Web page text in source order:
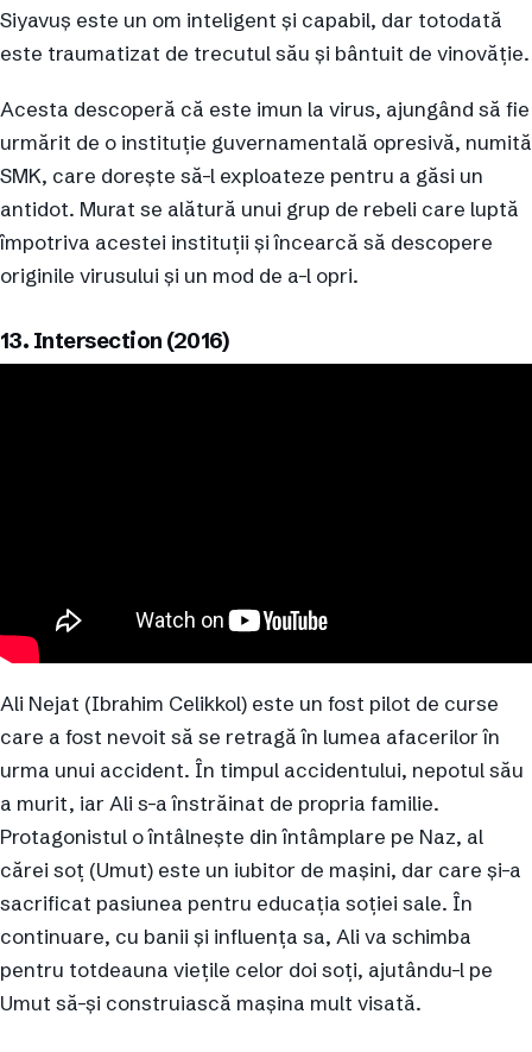
Siyavuş este un om inteligent și capabil, dar totodată
este traumatizat de trecutul său și bântuit de vinovăție.
Acesta descoperă că este imun la virus, ajungând să fie
urmărit de o instituție guvernamentală opresivă, numită
SMK, care dorește să-l exploateze pentru a găsi un
antidot. Murat se alătură unui grup de rebeli care luptă
împotriva acestei instituții și încearcă să descopere
originile virusului și un mod de a-l opri.
13. Intersection (2016)
Ali Nejat (Ibrahim Celikkol) este un fost pilot de curse
care a fost nevoit să se retragă în lumea afacerilor în
urma unui accident. În timpul accidentului, nepotul său
a murit, iar Ali s-a înstrăinat de propria familie.
Protagonistul o întâlnește din întâmplare pe Naz, al
cărei soț (Umut) este un iubitor de mașini, dar care și-a
sacrificat pasiunea pentru educația soției sale. În
continuare, cu banii și influența sa, Ali va schimba
pentru totdeauna viețile celor doi soți, ajutându-l pe
Umut să-și construiască mașina mult visată.